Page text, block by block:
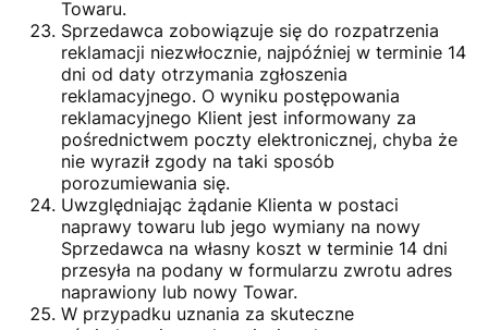
Towaru.
Sprzedawca zobowiązuje się do rozpatrzenia
reklamacji niezwłocznie, najpóźniej w terminie 14
dni od daty otrzymania zgłoszenia
reklamacyjnego. O wyniku postępowania
reklamacyjnego Klient jest informowany za
pośrednictwem poczty elektronicznej, chyba że
nie wyraził zgody na taki sposób
porozumiewania się.
Uwzględniając żądanie Klienta w postaci
naprawy towaru lub jego wymiany na nowy
Sprzedawca na własny koszt w terminie 14 dni
przesyła na podany w formularzu zwrotu adres
naprawiony lub nowy Towar.
W przypadku uznania za skuteczne